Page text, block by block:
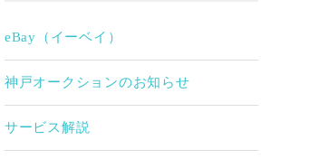
eBay（イーベイ）
神戸オークションのお知らせ
サービス解説